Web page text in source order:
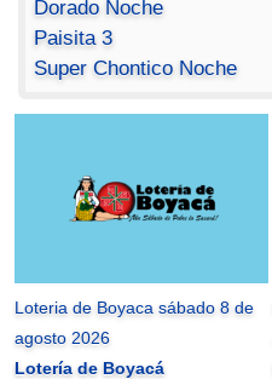
Dorado Noche
Paisita 3
Super Chontico Noche
Loteria de Boyaca sábado 8 de
agosto 2026
Lotería de Boyacá